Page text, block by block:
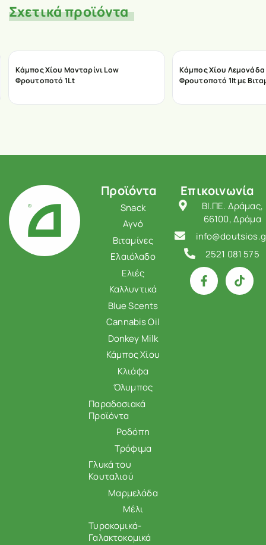
Σχετικά προϊόντα
Κάμπος Χίου Μανταρίνι Low
Φρουτοποτό 1Lt
Κάμπος Χίου
Φρουτοποτό 1lt με
Προϊόντα
Snack
Αγνό
Βιταμίνες
Ελαιόλαδο
Ελιές
Καλλυντικά
Blue Scents
Cannabis Oil
Donkey Milk
Κάμπος Χίου
Κλιάφα
Όλυμπος
Παραδοσιακά
Προϊόντα
Ροδόπη
Τρόφιμα
Γλυκά του
Κουταλιού
Μαρμελάδα
Μέλι
Τυροκομικά-
Γαλακτοκομικά
Επικοινωνία
ΒΙ.ΠΕ. Δράμας,
66100, Δράμα
2521 081 575